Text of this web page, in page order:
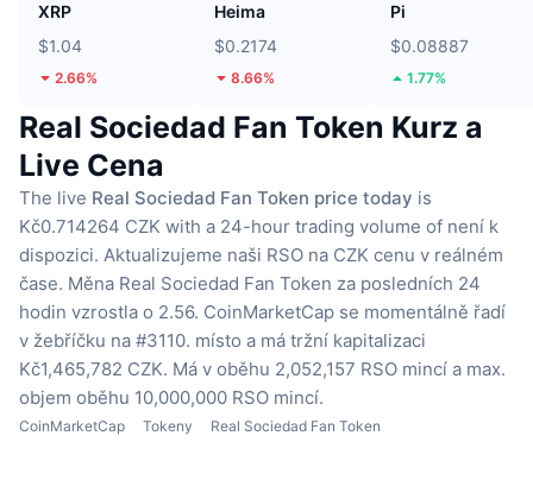
XRP
$1.04
2.66%
Heima
$0.2174
8.66%
Pi
$0.08887
1.77%
Real Sociedad Fan Token Kurz a
Live Cena
The live Real Sociedad Fan Token price today is
Kč0.714264 CZK with a 24-hour trading volume of není k
dispozici. Aktualizujeme naši RSO na CZK cenu v reálném
čase. Měna Real Sociedad Fan Token za posledních 24
hodin vzrostla o 2.56. CoinMarketCap se momentálně řadí
v žebříčku na #3110. místo a má tržní kapitalizaci
Kč1,465,782 CZK. Má v oběhu 2,052,157 RSO mincí a max.
objem oběhu 10,000,000 RSO mincí.
CoinMarketCap Tokeny Real Sociedad Fan Token